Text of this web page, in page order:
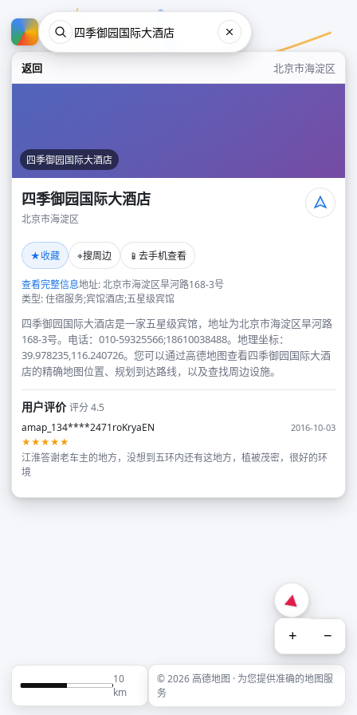
返回 北京市海淀区
四季御园国际大酒店
四季御园国际大酒店
北京市海淀区
★收藏 ⌖搜周边 📱 去手机查看
查看完整信息地址: 北京市海淀区旱河路168-3号
类型: 住宿服务;宾馆酒店;五星级宾馆
四季御园国际大酒店是一家五星级宾馆，地址为北京市海淀区旱河路
168-3号。电话：010-59325566;18610038488。地理坐标：
39.978235,116.240726。您可以通过高德地图查看四季御园国际大酒
店的精确地图位置、规划到达路线，以及查找周边设施。
用户评价评分 4.5
amap_134****2471roKryaEN
2016-10-03
★★★★★
江淮答谢老车主的地方，没想到五环内还有这地方，植被茂密，很好的环
境
+ −
10
km
© 2026 高德地图 · 为您提供准确的地图服
务